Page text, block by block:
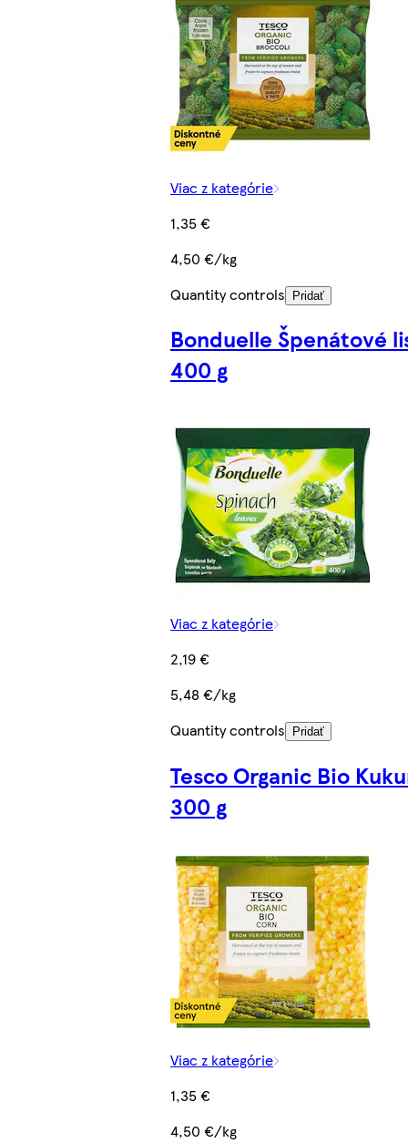
Viac z kategórie
1,35 €
4,50 €/kg
Quantity controls
Pridať
Bonduelle Špenátové
400 g
Viac z kategórie
2,19 €
5,48 €/kg
Quantity controls
Pridať
Tesco Organic Bio
300 g
Viac z kategórie
1,35 €
4,50 €/kg